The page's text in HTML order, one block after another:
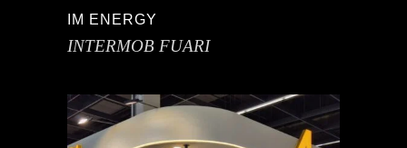
IM ENERGY
INTERMOB FUARI